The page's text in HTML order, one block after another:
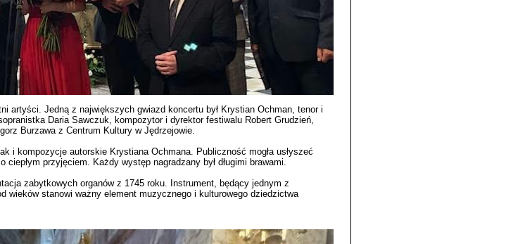
artyści. Jedną z największych gwiazd koncertu był Krystian Ochman, tenor i
Daria Sawczuk, kompozytor i dyrektor festiwalu Robert Grudzień,
Burzawa z Centrum Kultury w Jędrzejowie.
i kompozycje autorskie Krystiana Ochmana. Publiczność mogła usłyszeć
przyjęciem. Każdy występ nagradzany był długimi brawami.
zabytkowych organów z 1745 roku. Instrument, będący jednym z
wieków stanowi ważny element muzycznego i kulturowego dziedzictwa